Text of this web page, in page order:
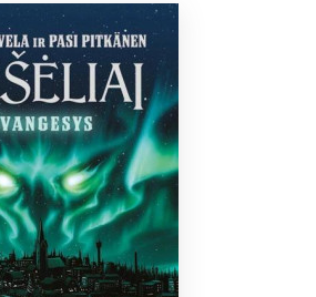
+370 667 80 541
info@elvislab.lt